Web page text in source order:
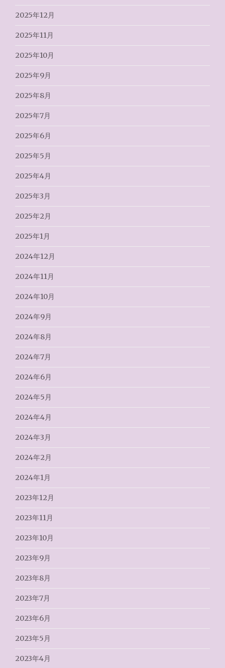
2025年12月
2025年11月
2025年10月
2025年9月
2025年8月
2025年7月
2025年6月
2025年5月
2025年4月
2025年3月
2025年2月
2025年1月
2024年12月
2024年11月
2024年10月
2024年9月
2024年8月
2024年7月
2024年6月
2024年5月
2024年4月
2024年3月
2024年2月
2024年1月
2023年12月
2023年11月
2023年10月
2023年9月
2023年8月
2023年7月
2023年6月
2023年5月
2023年4月